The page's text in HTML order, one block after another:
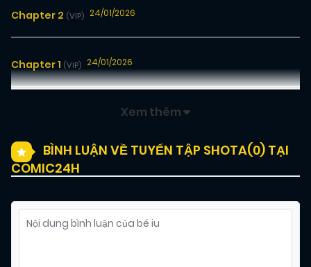
Chapter 2 (VIP) 24/01/2026
Chapter 1 (VIP) 24/01/2026
Xem thêm
BÌNH LUẬN VỀ TUYỂN TẬP SHOTA(0) TẠI
COMIC24H